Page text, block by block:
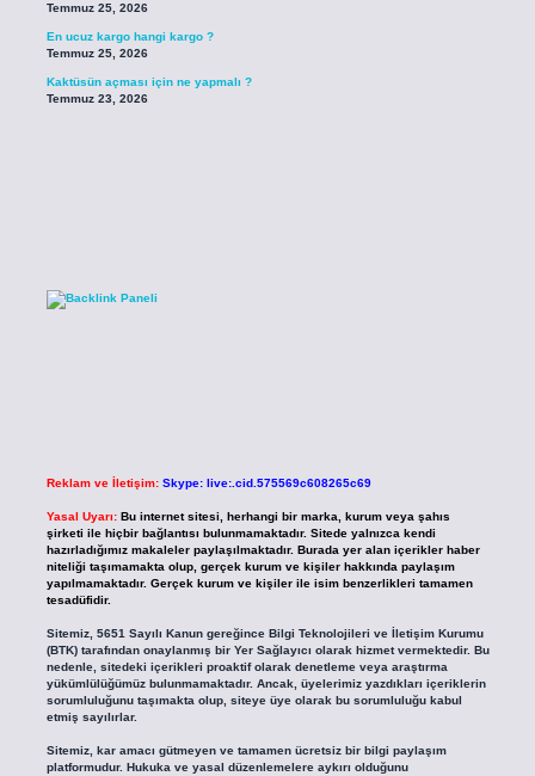
Temmuz 25, 2026
En ucuz kargo hangi kargo ?
Temmuz 25, 2026
Kaktüsün açması için ne yapmalı ?
Temmuz 23, 2026
Reklam ve İletişim: Skype: live:.cid.575569c608265c69
Yasal Uyarı: Bu internet sitesi, herhangi bir marka, kurum veya şahıs
şirketi ile hiçbir bağlantısı bulunmamaktadır. Sitede yalnızca kendi
hazırladığımız makaleler paylaşılmaktadır. Burada yer alan içerikler haber
niteliği taşımamakta olup, gerçek kurum ve kişiler hakkında paylaşım
yapılmamaktadır. Gerçek kurum ve kişiler ile isim benzerlikleri tamamen
tesadüfidir.
Sitemiz, 5651 Sayılı Kanun gereğince Bilgi Teknolojileri ve İletişim Kurumu
(BTK) tarafından onaylanmış bir Yer Sağlayıcı olarak hizmet vermektedir. Bu
nedenle, sitedeki içerikleri proaktif olarak denetleme veya araştırma
yükümlülüğümüz bulunmamaktadır. Ancak, üyelerimiz yazdıkları içeriklerin
sorumluluğunu taşımakta olup, siteye üye olarak bu sorumluluğu kabul
etmiş sayılırlar.
Sitemiz, kar amacı gütmeyen ve tamamen ücretsiz bir bilgi paylaşım
platformudur. Hukuka ve yasal düzenlemelere aykırı olduğunu